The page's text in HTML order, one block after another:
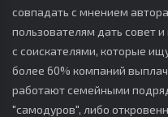
совпадать с мнением
пользователям дать совет
с соискателями, которые
более 60% компаний
работают семейными
"самодуров", либо